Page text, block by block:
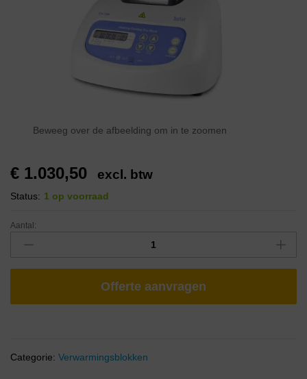
Beweeg over de afbeelding om in te zoomen
€ 1.030,50 excl. btw
Status: 1 op voorraad
Aantal:
Offerte aanvragen
Categorie: Verwarmingsblokken